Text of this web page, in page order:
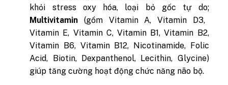
khỏi stress oxy hóa, loại bỏ gốc tự do;
Multivitamin (gồm Vitamin A, Vitamin D3,
Vitamin E, Vitamin C, Vitamin B1, Vitamin B2,
Vitamin B6, Vitamin B12, Nicotinamide, Folic
Acid, Biotin, Dexpanthenol, Lecithin, Glycine)
giúp tăng cường hoạt động chức năng não bộ.